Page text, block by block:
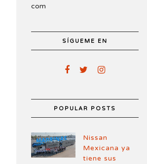
com
SÍGUEME EN
POPULAR POSTS
Nissan
Mexicana ya
tiene sus